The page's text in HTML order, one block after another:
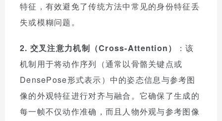
特征，有效避免了传统方法中常见的身份特征丢
失或模糊问题。
2. 交叉注意力机制（Cross-Attention）
：该
机制用于将动作序列（通常以骨骼关键点或
DensePose形式表示）中的姿态信息与参考图
像的外观特征进行对齐与融合。它确保了生成的
每一帧不仅动作准确，而且人物外观与参考图像